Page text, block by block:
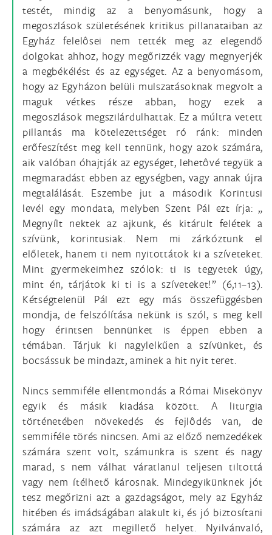
testét, mindig az a benyomásunk, hogy a
megoszlások születésének kritikus pillanataiban az
Egyház felelôsei nem tették meg az elegendő
dolgokat ahhoz, hogy megőrizzék vagy megnyerjék
a megbékélést és az egységet. Az a benyomásom,
hogy az Egyházon belüli mulszatásoknak megvolt a
maguk vétkes része abban, hogy ezek a
megoszlások megszilárdulhattak. Ez a múltra vetett
pillantás ma kötelezettséget ró ránk: minden
erőfeszítést meg kell tennünk, hogy azok számára,
aik valóban óhajtják az egységet, lehetôvé tegyük a
megmaradást ebben az egységben, vagy annak újra
megtalálását. Eszembe jut a második Korintusi
levél egy mondata, melyben Szent Pál ezt írja: „
Megnyílt nektek az ajkunk, és kitárult felétek a
szívünk, korintusiak. Nem mi zárkóztunk el
előletek, hanem ti nem nyitottátok ki a szíveteket.
Mint gyermekeimhez szólok: ti is tegyetek úgy,
mint én, tárjátok ki ti is a szíveteket!” (6,11–13).
Kétségtelenül Pál ezt egy más összefüggésben
mondja, de felszólítása nekünk is szól, s meg kell
hogy érintsen bennünket is éppen ebben a
témában. Tárjuk ki nagylelkűen a szívünket, és
bocsássuk be mindazt, aminek a hit nyit teret.
Nincs semmiféle ellentmondás a Római Misekönyv
egyik és másik kiadása között. A liturgia
történetében növekedés és fejlôdés van, de
semmiféle törés nincsen. Ami az előző nemzedékek
számára szent volt, számunkra is szent és nagy
marad, s nem válhat váratlanul teljesen tiltottá
vagy nem ítélhető károsnak. Mindegyikünknek jót
tesz megőrizni azt a gazdagságot, mely az Egyház
hitében és imádságában alakult ki, és jó biztosítani
számára az azt megillető helyet. Nyilvánvaló,